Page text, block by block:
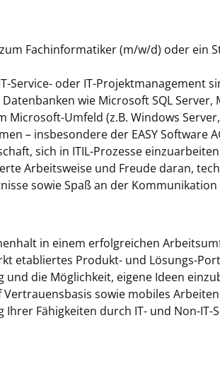
Fachinformatiker (m/w/d) oder ein
Service- oder IT-Projektmanagement
wie Microsoft SQL Server,
Microsoft-Umfeld (z.B. Windows
– insbesondere der EASY
sich in ITIL-Prozesse
Arbeitsweise und Freude daran,
sowie Spaß an der
in einem erfolgreichen
etabliertes Produkt- und Lösungs-
die Möglichkeit, eigene Ideen
Vertrauensbasis sowie mobiles
Fähigkeiten durch IT- und Non-IT-